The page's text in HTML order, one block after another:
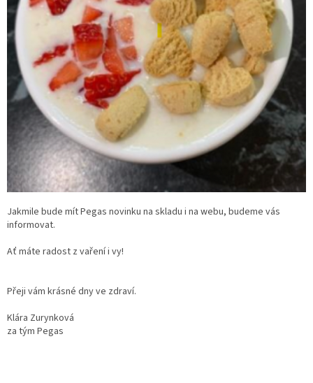
Jakmile bude mít Pegas novinku na skladu i na webu, budeme vás
informovat.
Ať máte radost z vaření i vy!
Přeji vám krásné dny ve zdraví.
Klára Zurynková
za tým Pegas